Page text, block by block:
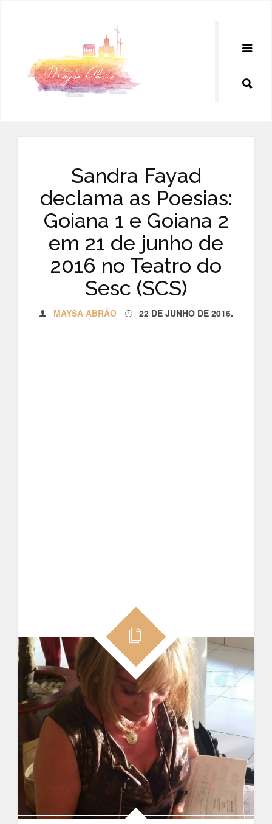
Sandra Fayad
declama as Poesias:
Goiana 1 e Goiana 2
em 21 de junho de
2016 no Teatro do
Sesc (SCS)
MAYSA ABRÃO 22 DE JUNHO DE 2016.